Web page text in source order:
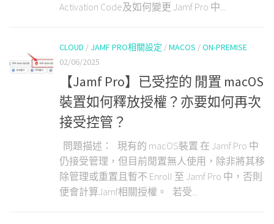
Activation Code及如何變更 Jamf Pro 中...
CLOUD / JAMF PRO相關設定 /MACOS /ON-PREMISE
02/06/2025
【Jamf Pro】已受控的 閒置 macOS
裝置如何釋放授權？亦要如何再次
接受控管？
問題描述： 現有的 macOS裝置 在 Jamf Pro 中
仍接受管理，但目前閒置無人使用，除非將其移
除管理或重置且暫不 Enroll 至 Jamf Pro 中，否則
便會計算Jamf相關授權。 若受...